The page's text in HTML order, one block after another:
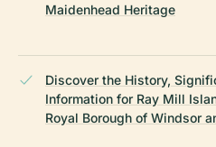
Maidenhead Heritage
Discover the History,
Information for Ray Mill
Royal Borough of Windsor